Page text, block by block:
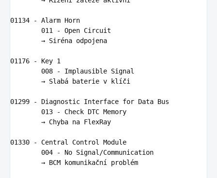
01134 - Alarm Horn
011
- Open Circuit
        →
Siréna odpojena
01176 - Key 1
008
- Implausible Signal
        →
Slabá baterie v kl íči
01299 - Diagnostic Interface for Data Bus
013
- Check DTC Memory
        →
Chyba na FlexRay
01330 - Central Control
Module
004
- No Signal /Communication
        →
BCM komunikační probl ém